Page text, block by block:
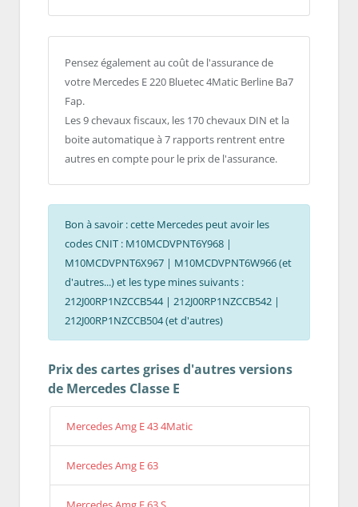
Pensez également au coût de l'assurance de
votre Mercedes E 220 Bluetec 4Matic Berline Ba7
Fap.
Les 9 chevaux fiscaux, les 170 chevaux DIN et la
boite automatique à 7 rapports rentrent entre
autres en compte pour le prix de l'assurance.
Bon à savoir : cette Mercedes peut avoir les
codes CNIT : M10MCDVPNT6Y968 |
M10MCDVPNT6X967 | M10MCDVPNT6W966 (et
d'autres...) et les type mines suivants :
212J00RP1NZCCB544 | 212J00RP1NZCCB542 |
212J00RP1NZCCB504 (et d'autres)
Prix des cartes grises d'autres versions
de Mercedes Classe E
Mercedes Amg E 43 4Matic
Mercedes Amg E 63